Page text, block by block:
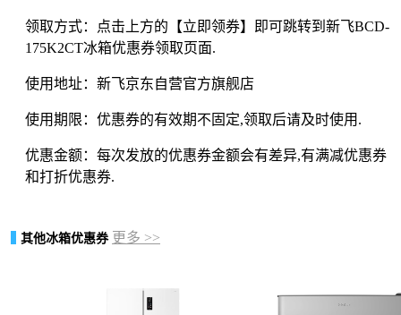
领取方式：点击上方的【立即领券】即可跳转到新飞BCD-
175K2CT冰箱优惠券领取页面.
使用地址：新飞京东自营官方旗舰店
使用期限：优惠券的有效期不固定,领取后请及时使用.
优惠金额：每次发放的优惠券金额会有差异,有满减优惠券
和打折优惠券.
其他冰箱优惠券 更多 >>